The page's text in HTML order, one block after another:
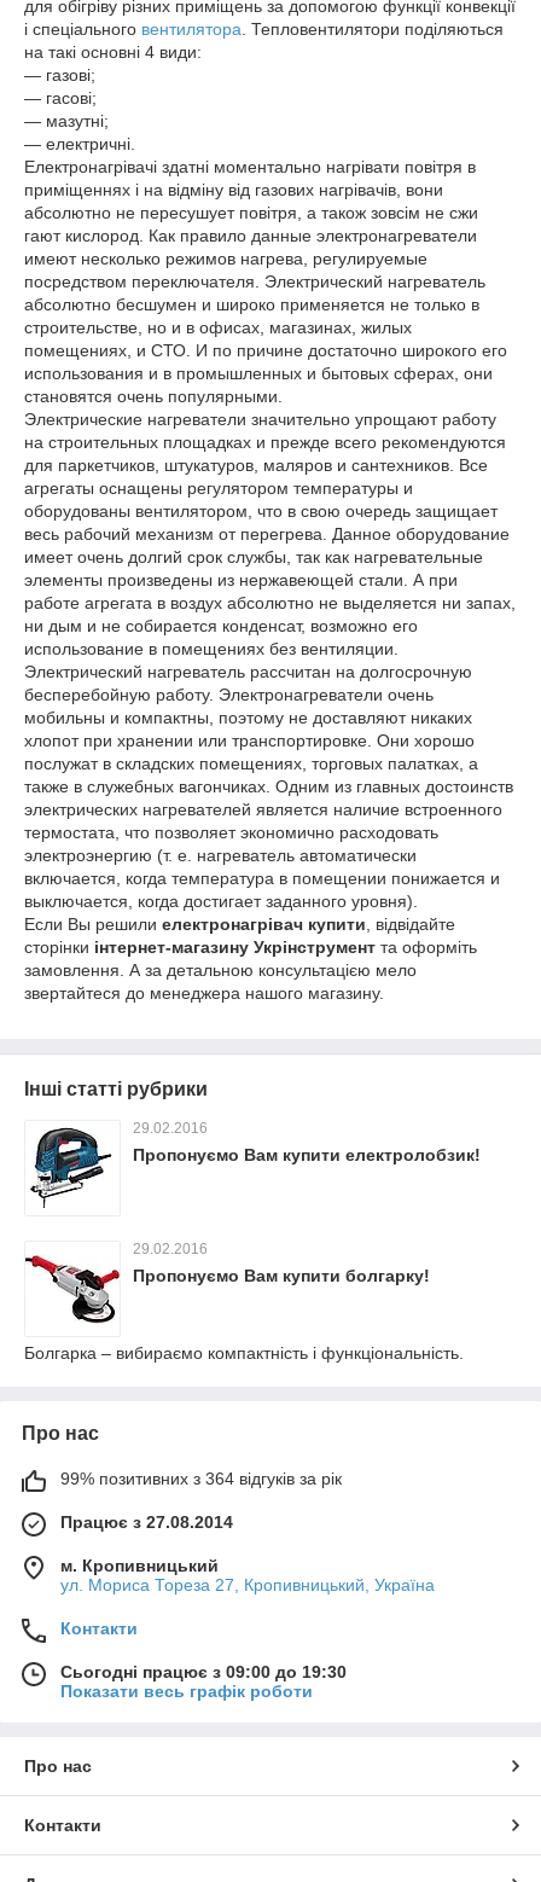
для обігріву різних приміщень за допомогою функції конвекції
і спеціального вентилятора . Тепловентилятори поділяються
на такі основні 4 види:
― газові;
― гасові;
― мазутні;
― електричні.
Електронагрівачі здатні моментально нагрівати повітря в
приміщеннях і на відміну від газових нагрівачів, вони
абсолютно не пересушует повітря, а також зовсім не сжи
гают кислород. Как правило данные электронагреватели
имеют несколько режимов нагрева, регулируемые
посредством переключателя. Электрический нагреватель
абсолютно бесшумен и широко применяется не только в
строительстве, но и в офисах, магазинах, жилых
помещениях, и СТО. И по причине достаточно широкого его
использования и в промышленных и бытовых сферах, они
становятся очень популярными.
Электрические нагреватели значительно упрощают работу
на строительных площадках и прежде всего рекомендуются
для паркетчиков, штукатуров, маляров и сантехников. Все
агрегаты оснащены регулятором температуры и
оборудованы вентилятором, что в свою очередь защищает
весь рабочий механизм от перегрева. Данное оборудование
имеет очень долгий срок службы, так как нагревательные
элементы произведены из нержавеющей стали. А при
работе агрегата в воздух абсолютно не выделяется ни запах,
ни дым и не собирается конденсат, возможно его
использование в помещениях без вентиляции.
Электрический нагреватель рассчитан на долгосрочную
бесперебойную работу. Электронагреватели очень
мобильны и компактны, поэтому не доставляют никаких
хлопот при хранении или транспортировке. Они хорошо
послужат в складских помещениях, торговых палатках, а
также в служебных вагончиках. Одним из главных достоинств
электрических нагревателей является наличие встроенного
термостата, что позволяет экономично расходовать
электроэнергию (т. е. нагреватель автоматически
включается, когда температура в помещении понижается и
выключается, когда достигает заданного уровня).
Если Вы решили електронагрівач купити , відвідайте
сторінки інтернет-магазину Укрінструмент та оформіть
замовлення. А за детальною консультацією мело
звертайтеся до менеджера нашого магазину.
Інші статті рубрики
29.02.2016
Пропонуємо Вам купити електролобзик!
29.02.2016
Пропонуємо Вам купити болгарку!
Болгарка – вибираємо компактність і функціональність.
Про нас
99% позитивних з 364 відгуків за рік
Працює з 27.08.2014
м. Кропивницький
ул. Мориса Тореза 27, Кропивницький, Україна
Контакти
Сьогодні працює з 09:00 до 19:30
Показати весь графік роботи
Про нас
Контакти